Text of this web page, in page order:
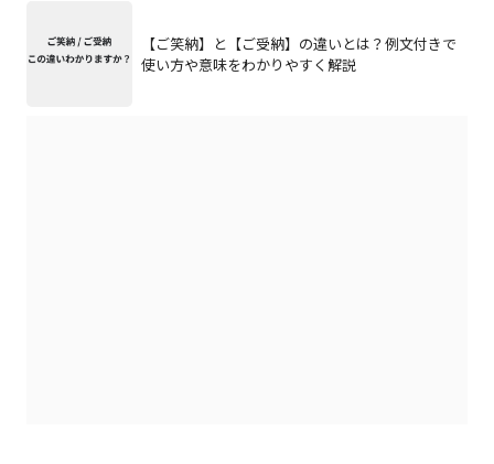
【ご笑納】と【ご受納】の違いとは？例文付きで
使い方や意味をわかりやすく解説